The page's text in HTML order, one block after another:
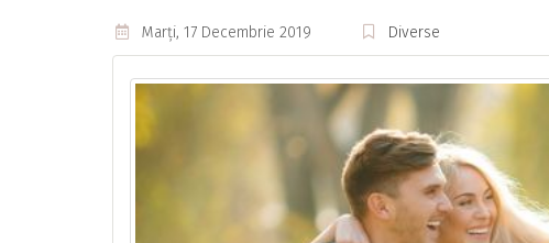
Marţi, 17 Decembrie 2019 Diverse